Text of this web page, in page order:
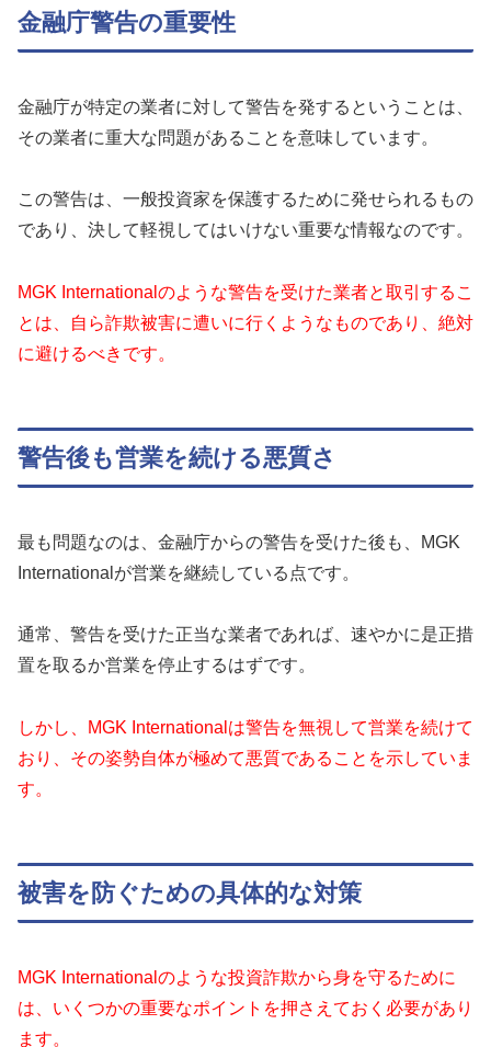
金融庁警告の重要性
金融庁が特定の業者に対して警告を発するということは、
その業者に重大な問題があることを意味しています。
この警告は、一般投資家を保護するために発せられるもの
であり、決して軽視してはいけない重要な情報なのです。
MGK Internationalのような警告を受けた業者と取引するこ
とは、自ら詐欺被害に遭いに行くようなものであり、絶対
に避けるべきです。
警告後も営業を続ける悪質さ
最も問題なのは、金融庁からの警告を受けた後も、MGK
Internationalが営業を継続している点です。
通常、警告を受けた正当な業者であれば、速やかに是正措
置を取るか営業を停止するはずです。
しかし、MGK Internationalは警告を無視して営業を続けて
おり、その姿勢自体が極めて悪質であることを示していま
す。
被害を防ぐための具体的な対策
MGK Internationalのような投資詐欺から身を守るために
は、いくつかの重要なポイントを押さえておく必要があり
ます。